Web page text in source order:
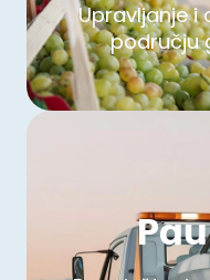
Upravljanje i
području